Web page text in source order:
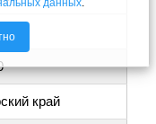
край
данных.